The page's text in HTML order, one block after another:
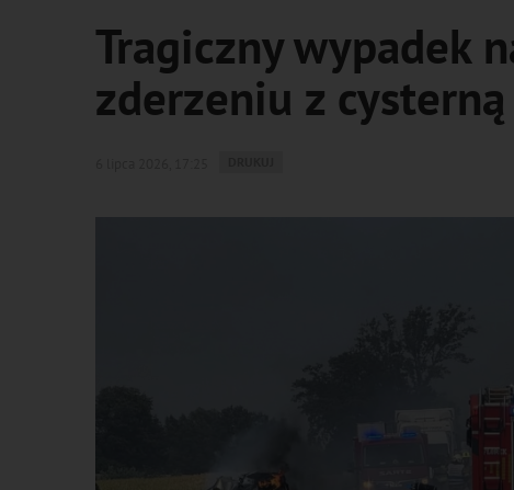
Tragiczny wypadek
zderzeniu z cysterną